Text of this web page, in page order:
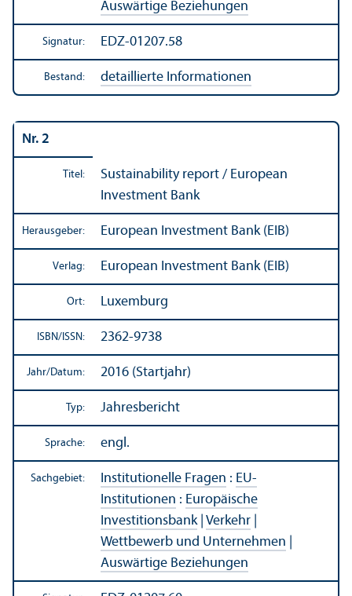
Auswärtige Beziehungen
Signatur: EDZ-01207.58
Bestand: detaillierte Informationen
Nr. 2
Titel:
Sustainability report / European
Investment Bank
Herausgeber: European Investment Bank (EIB)
Verlag: European Investment Bank (EIB)
Ort: Luxemburg
ISBN/ ISSN: 2362-9738
Jahr/Datum: 2016 (Startjahr)
Typ: Jahresbericht
Sprache: engl.
Sachgebiet: Institutionelle Fragen : EU-
Institutionen : Europäische
Investitions­bank| Verkehr
Wettbewerb und Unter­nehmen
Auswärtige Beziehungen